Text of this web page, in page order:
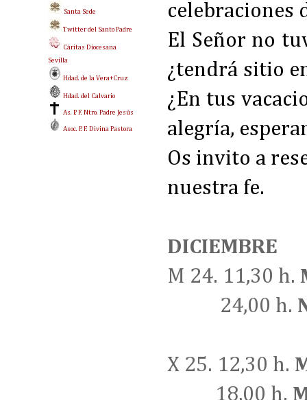
celebraciones
El Señor no
¿tendrá sitio
¿En tus
alegría,
Os invito a
nuestra fe.
DICIEMBRE
M 24. 11,30 h.
24,00 h.
X 25. 12,30 h.
18,00 h.
Santa Sede
Twitter del Santo Padre
Cáritas Diocesana
Sevilla
Hdad. de la Vera+Cruz
Hdad. del Calvario
As. P. F. Ntro. Padre Jesús
Asoc. P. F. Divina Pastora